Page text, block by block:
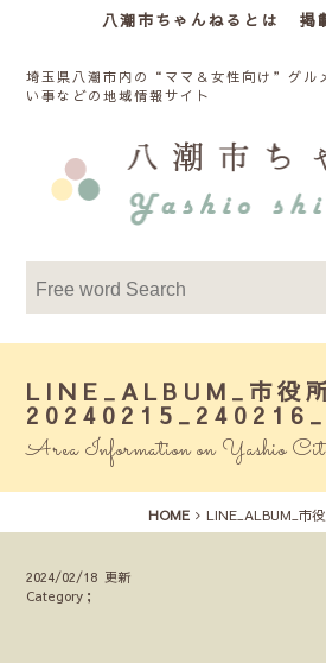
八潮市ちゃんねるとは 掲
埼玉県八潮市内の“ママ＆女性向け”グル
い事などの地域情報サイト
LINE_ALBUM_市役
Area Information on Yashio
HOME LINE_ALBUM_市役
2024/02/18 更新
Category；